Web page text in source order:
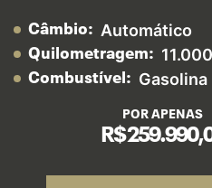
Câmbio: Automático
Quilometragem:
Combustível: Gasolina
POR APENAS
R$